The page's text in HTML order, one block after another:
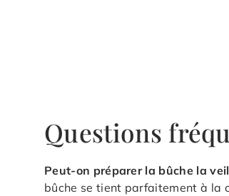
Questions
Peut-on préparer la bûche la
bûche se tient parfaitement à la